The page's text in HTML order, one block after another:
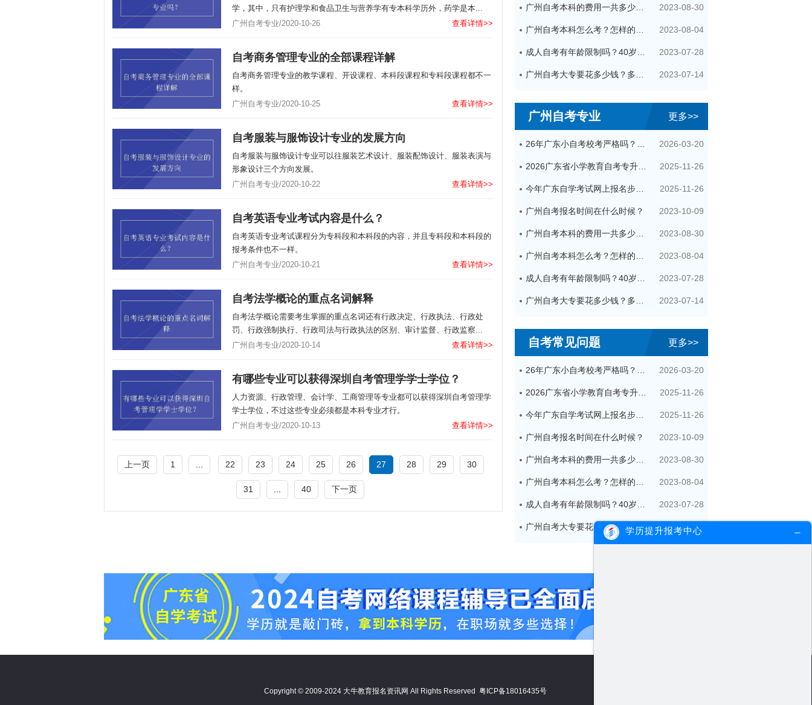
广州自考本科的费用一共多少钱？ 2023-08-30
广州自考本科怎么考？怎样的流程？ 2023-08-04
成人自考有年龄限制吗？40岁了还可以参加吗？ 2023-07-28
广州自考大专要花多少钱？多久拿证？ 2023-07-14
广州自考专业 更多>>
26年广东小自考校考严格吗？很简单吗？ 2026-03-20
2026广东省小学教育自考专升本考试科目（+指引） 2025-11-26
今年广东自学考试网上报名步骤（全） 2025-11-26
广州自考报名时间在什么时候？ 2023-10-09
广州自考本科的费用一共多少钱？ 2023-08-30
广州自考本科怎么考？怎样的流程？ 2023-08-04
成人自考有年龄限制吗？40岁了还可以参加吗？ 2023-07-28
广州自考大专要花多少钱？多久拿证？ 2023-07-14
自考常见问题 更多>>
26年广东小自考校考严格吗？很简单吗？ 2026-03-20
2026广东省小学教育自考专升本考试科目（+指引） 2025-11-26
今年广东自学考试网上报名步骤（全） 2025-11-26
广州自考报名时间在什么时候？ 2023-10-09
广州自考本科的费用一共多少钱？ 2023-08-30
广州自考本科怎么考？怎样的流程？ 2023-08-04
成人自考有年龄限制吗？40岁了还可以参加吗？ 2023-07-28
广州自考大专要花多少钱？多久拿证？ 2023-07-14
学，其中，只有护理学和食品卫生与营养学有专本科学历外，药学是本...
广州自考专业/2020-10-26
查看详情>>
自考商务管理专业的全部课程详解
自考商务管理专业的教学课程、开设课程、本科段课程和专科段课程都不一
样。
广州自考专业/2020-10-25
查看详情>>
自考服装与服饰设计专业的发展方向
自考服装与服饰设计专业可以往服装艺术设计、服装配饰设计、服装表演与
形象设计三个方向发展。
广州自考专业/2020-10-22
查看详情>>
自考英语专业考试内容是什么？
自考英语专业考试课程分为专科段和本科段的内容，并且专科段和本科段的
报考条件也不一样。
广州自考专业/2020-10-21
查看详情>>
自考法学概论的重点名词解释
自考法学概论需要考生掌握的重点名词还有行政决定、行政执法、行政处
罚、行政强制执行、行政司法与行政执法的区别、审计监督、行政监察...
广州自考专业/2020-10-14
查看详情>>
有哪些专业可以获得深圳自考管理学学士学位？
人力资源、行政管理、会计学、工商管理等专业都可以获得深圳自考管理学
学士学位，不过这些专业必须都是本科专业才行。
广州自考专业/2020-10-13
查看详情>>
上一页 1 22 23 24 25 26 27 28 29 30
31 40 下一页
Copyright © 2009-2024 大牛教育报名资讯网 All Rights Reserved 粤ICP备18016435号
学历提升报考中心